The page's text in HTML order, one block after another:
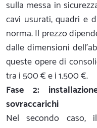
sulla messa in
cavi usurati, quadri e
norma. Il prezzo
dalle dimensioni
queste opere di
tra i 500 € e i 1.500 €.
Fase 2:
sovraccarichi
Nel secondo caso,